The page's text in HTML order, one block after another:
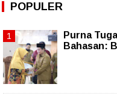
POPULER
Purna
Bahasan: